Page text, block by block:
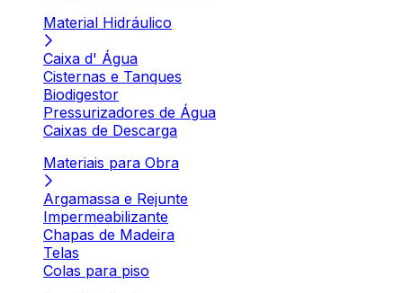
Material Hidráulico
Caixa d' Água
Cisternas e Tanques
Biodigestor
Pressurizadores de Água
Caixas de Descarga
Materiais para Obra
Argamassa e Rejunte
Impermeabilizante
Chapas de Madeira
Telas
Colas para piso